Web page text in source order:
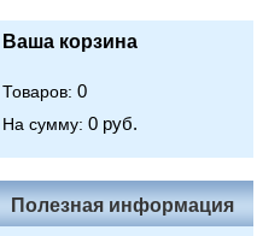
Ваша корзина
Товаров: 0
На сумму: 0 руб.
Полезная информация